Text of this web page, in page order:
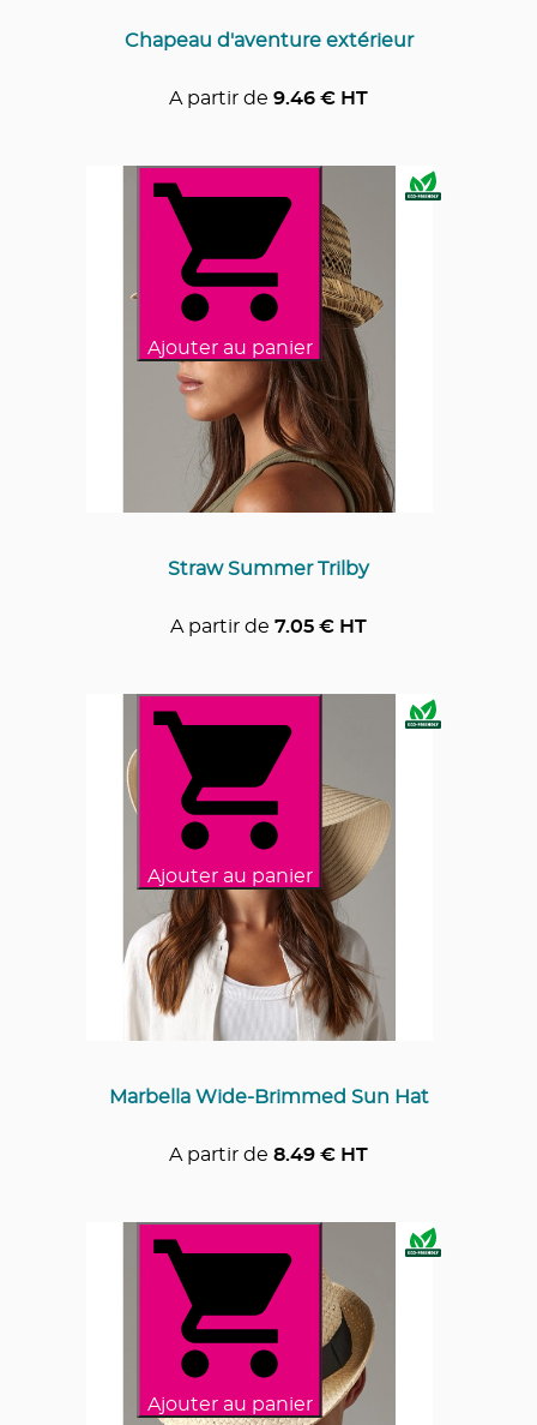
Chapeau d'aventure extérieur
A partir de 9.46 € HT
Ajouter au panier
Straw Summer Trilby
A partir de 7.05 € HT
Ajouter au panier
Marbella Wide-Brimmed Sun Hat
A partir de 8.49 € HT
Ajouter au panier